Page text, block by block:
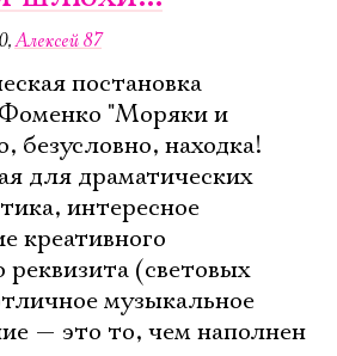
,Алексей 87
постановка
"Моряки и
находка!
для драматических
интересное
креативного
реквизита (световых
музыкальное
— это то, чем наполнен
Электропочта